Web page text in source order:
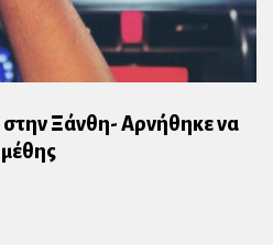
στην Ξάνθη- Αρνήθηκε να